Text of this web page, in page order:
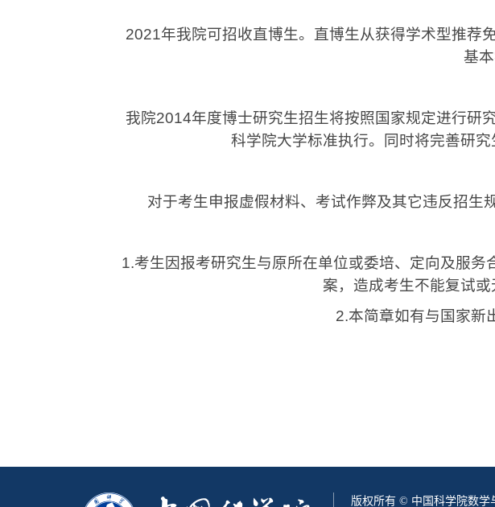
2021年我院可招收直博生。直博生从获得学术型推荐
基
我院2014年度博士研究生招生将按照国家规定进行研
科学院大学标准执行。同时将完善研
对于考生申报虚假材料、考试作弊及其它违反招生规
1.考生因报考研究生与原所在单位或委培、定向及服
案，造成考生不能复试或
2.本简章如有与国家新
版权所有 © 中国科学院数学